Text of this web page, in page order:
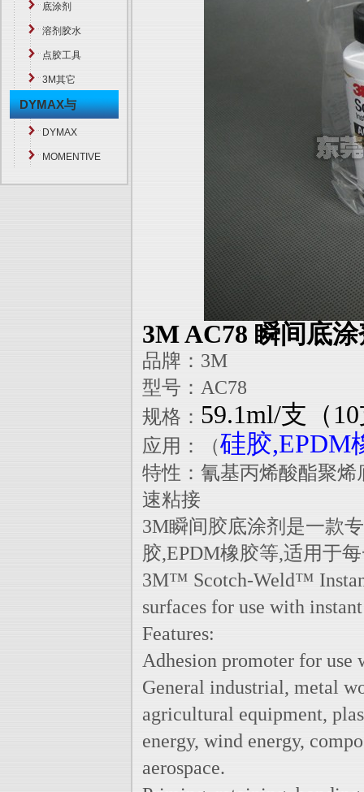
底涂剂
溶剂胶水
点胶工具
3M其它
DYMAX与
MOMENTIVE
DYMAX
MOMENTIVE
3M AC78 瞬间底
品牌：3M
型号：AC78
规格： 59.1ml/支（
应用：（硅胶,EPDM
特性：氰基丙烯酸酯聚
速粘接
3M瞬间胶底涂剂是一款
胶,EPDM橡胶等,适用于
3M™ Scotch-Weld™
surfaces for use with
Features:
Adhesion promoter for use
General industrial, metal
agricultural equipment,
energy, wind energy,
aerospace.